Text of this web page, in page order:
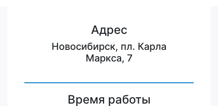
Адрес
Новосибирск, пл. Карла
Маркса, 7
Время работы